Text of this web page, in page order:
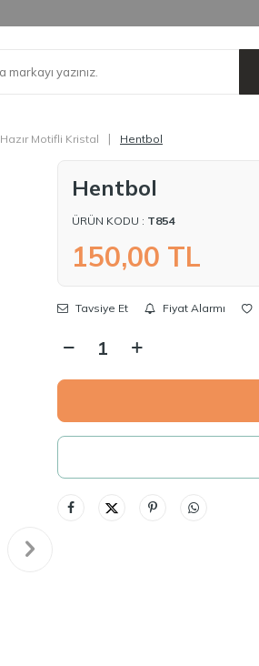
Hazır Motifli Kristal | Hentbol
Hentbol
ÜRÜN KODU : T854
150,00 TL
Tavsiye Et Fiyat Alarmı